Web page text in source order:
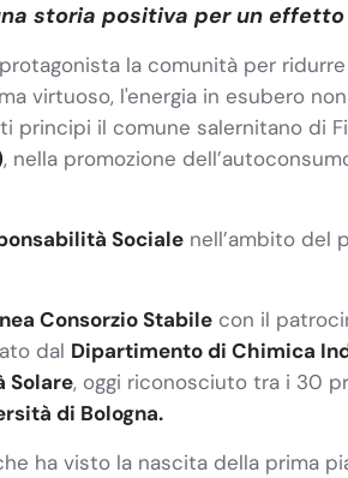
storia positiva per un
la comunità per
virtuoso, l'energia in esubero
principi il comune salernitano di
, nella promozione
Sociale nell’ambito del
Consorzio Stabile con il
dal Dipartimento di Chimica
Solare, oggi riconosciuto tra i 30
di Bologna.
ha visto la nascita della prima